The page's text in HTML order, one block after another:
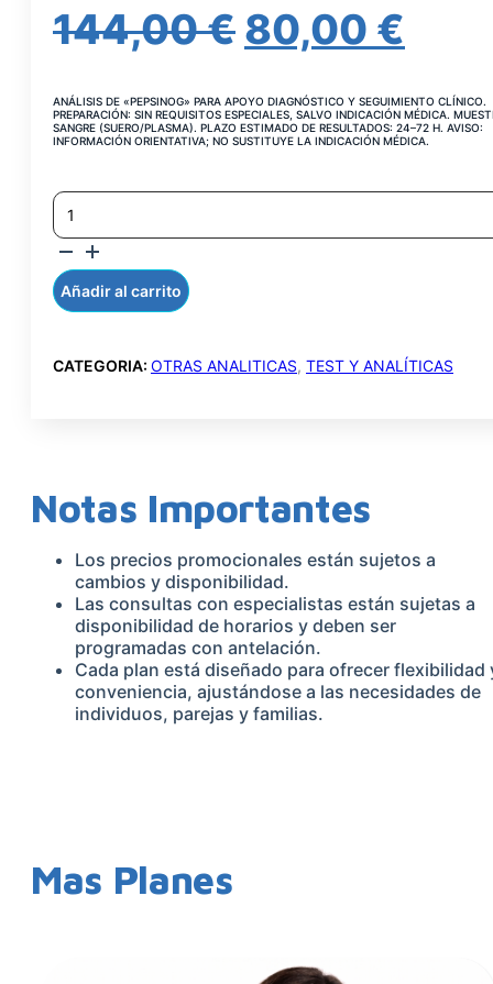
144,00€ EL
ORIGINAL
144,00 €.
80,00 €
ANÁLISIS DE «PEPSINOG» PARA APOYO DIAGNÓSTICO Y SEGUIMIENTO CLÍNICO.
PREPARACIÓN: SIN REQUISITOS ESPECIALES, SALVO INDICACIÓN MÉDICA.
SANGRE (SUERO/PLASMA). PLAZO ESTIMADO DE RESULTADOS: 24–72 H. AVISO:
INFORMACIÓN ORIENTATIVA; NO SUSTITUYE LA INDICACIÓN MÉDICA.
PEPSINOGENO
I
EN
SUERO
CANTIDAD
Añadir al carrito
CATEGORIA: OTRAS ANALITICAS, TEST Y ANALÍTICAS
Notas Importantes
Los precios promocionales están sujetos a
cambios y disponibilidad.
Las consultas con especialistas están sujetas a
disponibilidad de horarios y deben ser
programadas con antelación.
Cada plan está diseñado para ofrecer flexibilidad
conveniencia, ajustándose a las necesidades de
individuos, parejas y familias.
Mas Planes